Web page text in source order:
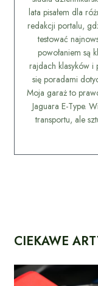
lata pisałem dla
redakcji portalu,
testować
powołaniem są
rajdach klasyków i
się poradami
Moja garaż to
Jaguara E-Type.
transportu, ale
CIEKAWE